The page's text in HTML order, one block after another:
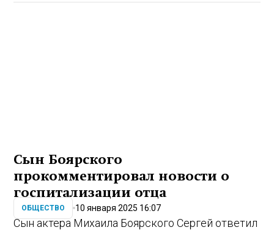
Сын Боярского
прокомментировал новости о
госпитализации отца
ОБЩЕСТВО 10 января 2025 16:07
Сын актера Михаила Боярского Сергей ответил